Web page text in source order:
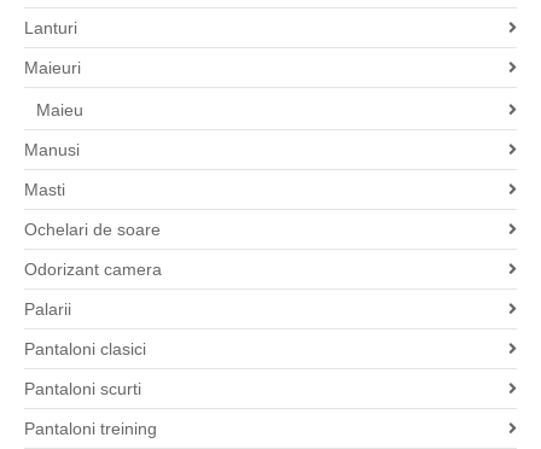
Lanturi
Maieuri
Maieu
Manusi
Masti
Ochelari de soare
Odorizant camera
Palarii
Pantaloni clasici
Pantaloni scurti
Pantaloni treining